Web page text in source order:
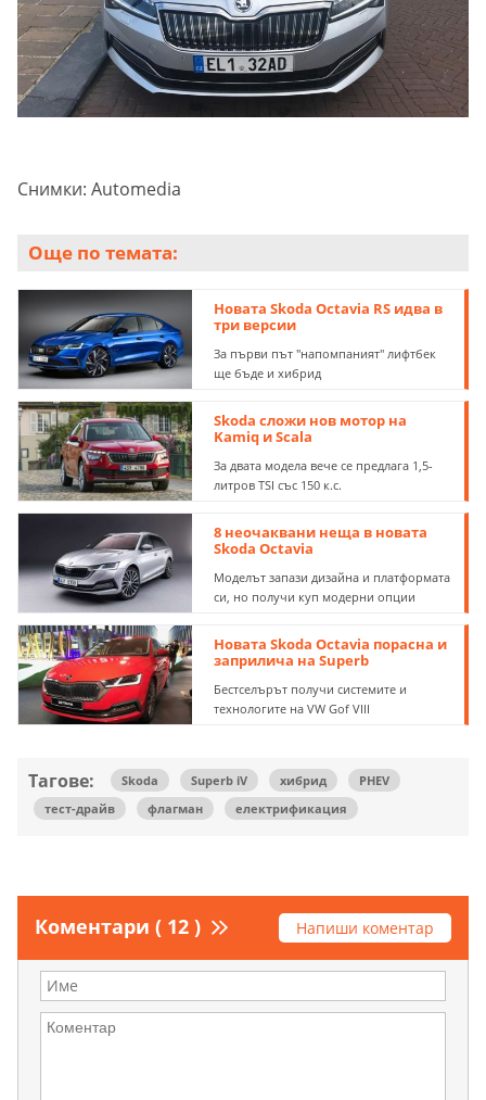
Снимки: Automedia
Още по темата:
Новата Skoda Octavia RS идва в
три версии
За първи път "напомпаният" лифтбек
ще бъде и хибрид
Skoda сложи нов мотор на
Kamiq и Scala
За двата модела вече се предлага 1,5-
литров TSI със 150 к.с.
8 неочаквани неща в новата
Skoda Octavia
Моделът запази дизайна и платформата
си, но получи куп модерни опции
Новата Skoda Octavia порасна и
заприлича на Superb
Бестселърът получи системите и
технологите на VW Gof VIII
Тагове: Skoda Superb iV хибрид
PHEV
тест-драйв
флагман електрификация
Коментари ( 12 ) Напиши коментар